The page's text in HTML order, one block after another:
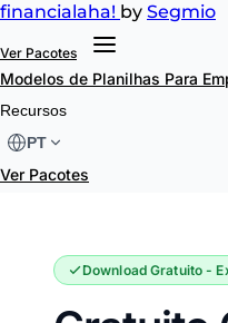
financialaha! by Segmio
Ver Pacotes
Modelos de Planilhas Para
Recursos
PT
Ver Pacotes
Orçamento de Salário
Download Gratuito -